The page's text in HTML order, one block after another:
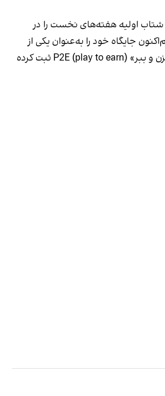
شتاب اولیه هفته‌های نخست را در
جایگاه خود را به‌عنوان یکی از
بازیگران اصلی فضای «بزن و ببر» P2E (play to earn) ثبت کرده